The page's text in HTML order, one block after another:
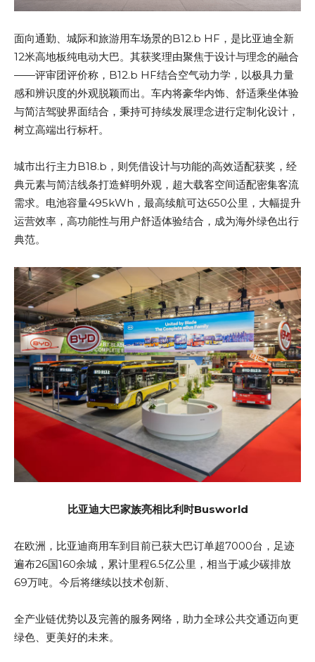
面向通勤、城际和旅游用车场景的B12.b HF，是比亚迪全新
12米高地板纯电动大巴。其获奖理由聚焦于设计与理念的融合
——评审团评价称，B12.b HF结合空气动力学，以极具力量
感和辨识度的外观脱颖而出。车内将豪华内饰、舒适乘坐体验
与简洁驾驶界面结合，秉持可持续发展理念进行定制化设计，
树立高端出行标杆。
城市出行主力B18.b，则凭借设计与功能的高效适配获奖，经
典元素与简洁线条打造鲜明外观，超大载客空间适配密集客流
需求。电池容量495kWh，最高续航可达650公里，大幅提升
运营效率，高功能性与用户舒适体验结合，成为海外绿色出行
典范。
比亚迪大巴家族亮相比利时Busworld
在欧洲，比亚迪商用车到目前已获大巴订单超7000台，足迹
遍布26国160余城，累计里程6.5亿公里，相当于减少碳排放
69万吨。今后将继续以技术创新、
全产业链优势以及完善的服务网络，助力全球公共交通迈向更
绿色、更美好的未来。